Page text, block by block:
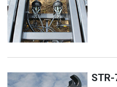
STR-